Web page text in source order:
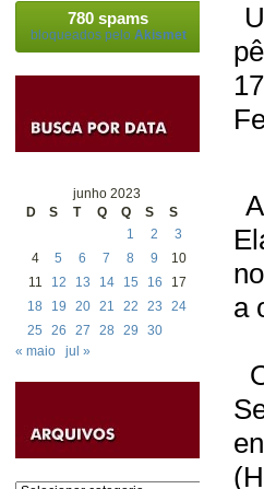
780 spams
bloqueados pelo Akismet
junho 2023
D
S T Q Q S
S
1
2
3
4
5 6 7 8 9
10
11
12 13 14 15 16
17
18
19 20 21 22 23
24
25
26 27 28 29
30
« maio
jul »
a